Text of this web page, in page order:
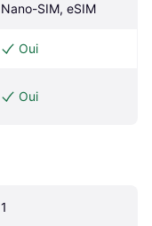
Nano-SIM, eSIM
Oui
Oui
1